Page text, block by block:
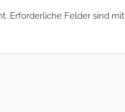
Erforderliche Felder sind mit